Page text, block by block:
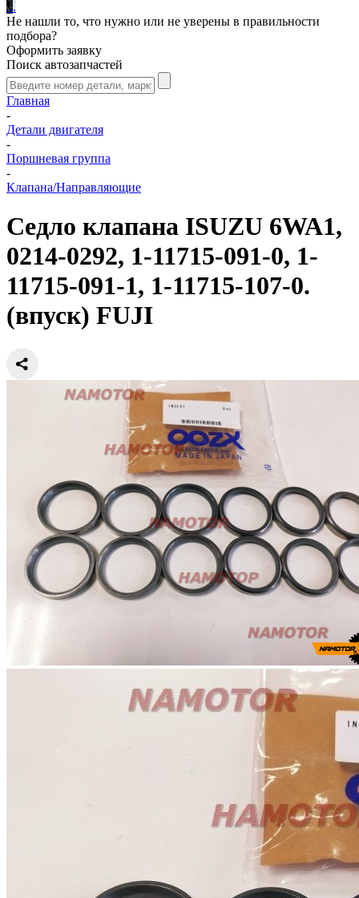
...
Не нашли то, что нужно или не уверены в правильности
подбора?
Оформить заявку
Поиск автозапчастей
Главная
-
Детали двигателя
-
Поршневая группа
-
Клапана/Направляющие
Седло клапана ISUZU 6WA1,
0214-0292, 1-11715-091-0, 1-
11715-091-1, 1-11715-107-0.
(впуск) FUJI